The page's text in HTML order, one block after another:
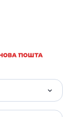
533.50 грн.